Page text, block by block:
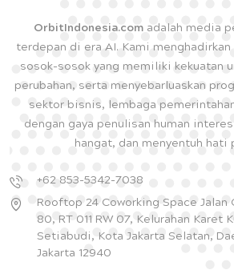
OrbitIndonesia.com adalah media
terdepan di era AI. Kami
sosok-sosok yang memiliki kekuatan
perubahan, serta menyebarluaskan
sektor bisnis, lembaga
dengan gaya penulisan human
hangat, dan menyentuh hati
+62 853-5342-7038
Rooftop 24 Coworking Space
80, RT 011 RW 07, Kelurahan Karet
Setiabudi, Kota Jakarta Selatan,
Jakarta 12940